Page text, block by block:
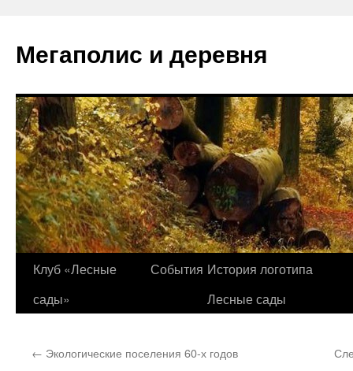
содержимому
Мегаполис и деревня
Клуб «Лесные
сады»
События История логотипа
Лесные сады
← Экологические поселения 60-х годов